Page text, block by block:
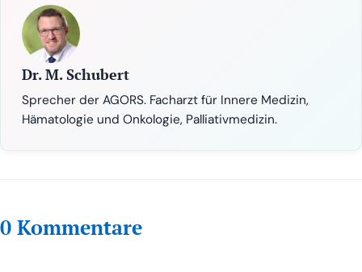
Dr. M. Schubert
Sprecher der AGORS. Facharzt für Innere Medizin,
Hämatologie und Onkologie, Palliativmedizin.
0 Kommentare